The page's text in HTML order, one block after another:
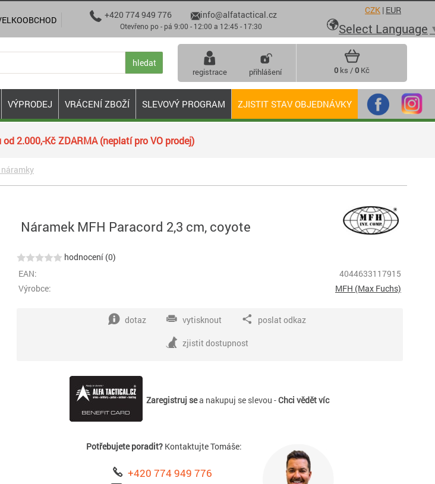
2.000,-Kč ZDARMA (neplatí pro VO prodej)
Náramek MFH Paracord 2,3 cm, coyote
hodnocení (0)
EAN:
4044633117915
Výrobce:
MFH (Max Fuchs)
dotaz vytisknout poslat odkaz
zjistit dostupnost
Zaregistruj sea nakupuj se slevou -Chci vědět víc
Potřebujete poradit? Kontaktujte Tomáše:
+420 774 949 776
VÝPRODEJ VRÁCENÍ ZBOŽÍ SLEVOVÝ PROGRAM ZJISTIT STAV OBJEDNÁVKY
hledat
registrace přihlášení 0 ks /0 Kč
 +420 774 949 776info@alfatactical.cz
Otevřeno po - pá 9:00 - 12:00 a 12:45 - 17:30
CZK | EUR
Select Language